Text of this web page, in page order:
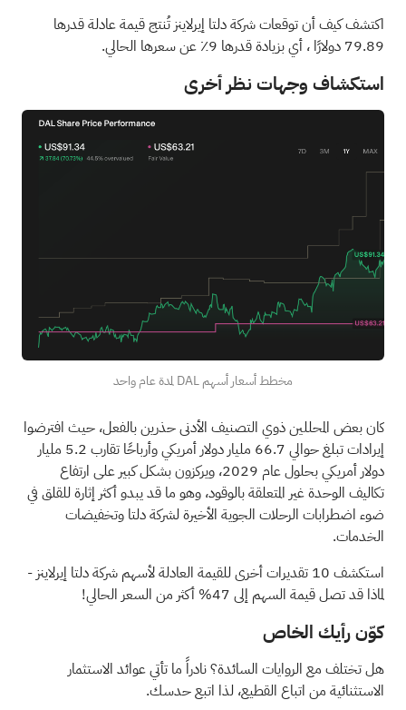
اكتشف كيف أن توقعات شركة دلتا إيرلاينز تُنتج قيمة عادلة قدرها
79.89 دولارًا
، أي بزيادة قدرها 9٪ عن سعرها الحالي.
استكشاف وجهات نظر أخرى
مخطط أسعار أسهم DAL لمدة عام واحد
كان بعض المحللين ذوي التصنيف الأدنى حذرين بالفعل، حيث افترضوا
إيرادات تبلغ حوالي 66.7 مليار دولار أمريكي وأرباحًا تقارب 5.2 مليار
دولار أمريكي بحلول عام 2029، ويركزون بشكل كبير على ارتفاع
تكاليف الوحدة غير المتعلقة بالوقود، وهو ما قد يبدو أكثر إثارة للقلق في
ضوء اضطرابات الرحلات الجوية الأخيرة لشركة دلتا وتخفيضات
الخدمات.
استكشف 10 تقديرات أخرى للقيمة العادلة لأسهم شركة دلتا إيرلاينز
-
لماذا قد تصل قيمة السهم إلى 47% أكثر من السعر الحالي!
كوّن رأيك الخاص
هل تختلف مع الروايات السائدة؟ نادراً ما تأتي عوائد الاستثمار
الاستثنائية من اتباع القطيع، لذا اتبع حدسك.